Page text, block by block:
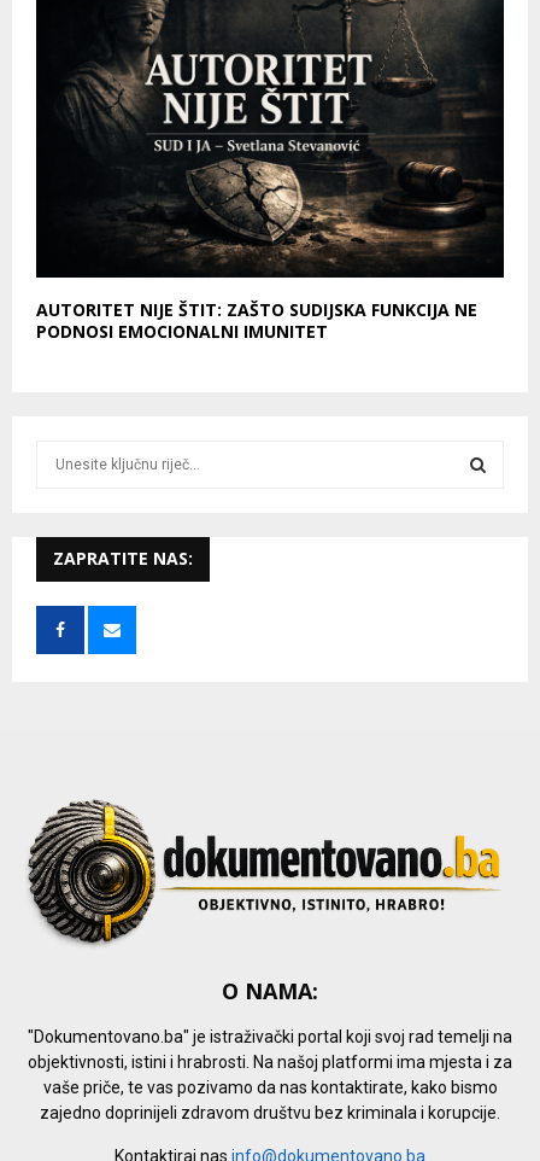
AUTORITET NIJE ŠTIT: ZAŠTO SUDIJSKA FUNKCIJA NE
PODNOSI EMOCIONALNI IMUNITET
h
f
r
ZAPRATITE NAS:
O NAMA:
"Dokumentovano.ba" je istraživački portal koji svoj rad temelji na
objektivnosti, istini i hrabrosti. Na našoj platformi ima mjesta i za
vaše priče, te vas pozivamo da nas kontaktirate, kako bismo
zajedno doprinijeli zdravom društvu bez kriminala i korupcije.
Kontaktiraj nas info@dokumentovano.ba